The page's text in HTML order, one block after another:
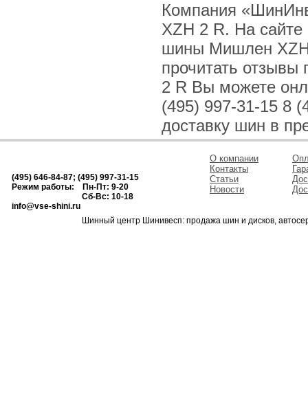
Компания
XZH 2 R. На сайте
шины Мишлен XZH
прочитать
2 R Вы можете
(495) 997-31-15 8
доставку шин в
(495) 646-84-87; (495) 997-31-15
Режим работы: Пн-Пт: 9-20
Сб-Вс: 10-18
info@vse-shini.ru
О компании
Контакты
Статьи
Новости
Шинный центр Шинивесп: продажа шин и дисков,